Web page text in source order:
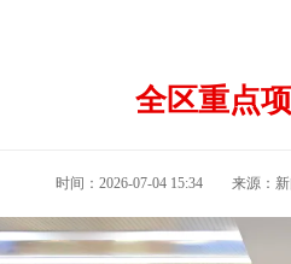
全区重点
时间：2026-07-04 15:34 来源